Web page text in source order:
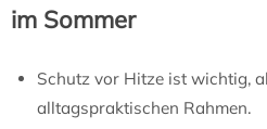
im Sommer
Schutz vor Hitze ist wichtig,
alltagspraktischen Rahmen.